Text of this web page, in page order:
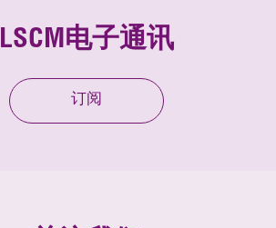
LSCM电子通讯
订阅